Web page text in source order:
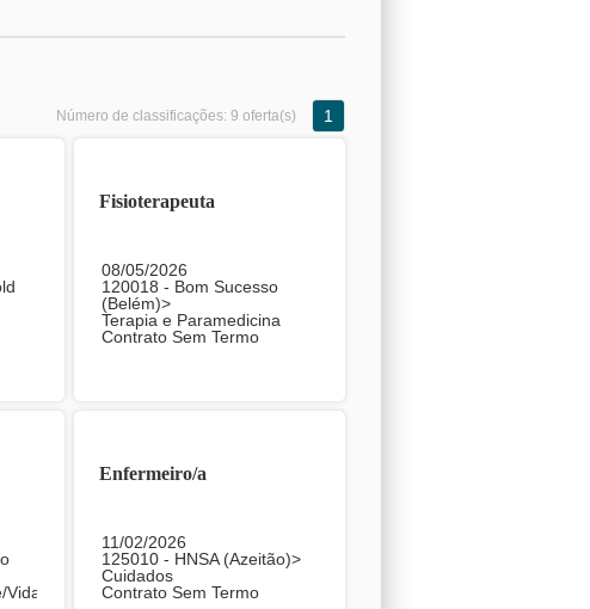
Número de classificações: 9 oferta(s) 1
Fisioterapeuta
08/05/2026
120018 - Bom Sucesso
(Belém)>
Terapia e Paramedicina
Contrato Sem Termo
Vida
Enfermeiro/a
11/02/2026
125010 - HNSA (Azeitão)>
Cuidados
Contrato Sem Termo